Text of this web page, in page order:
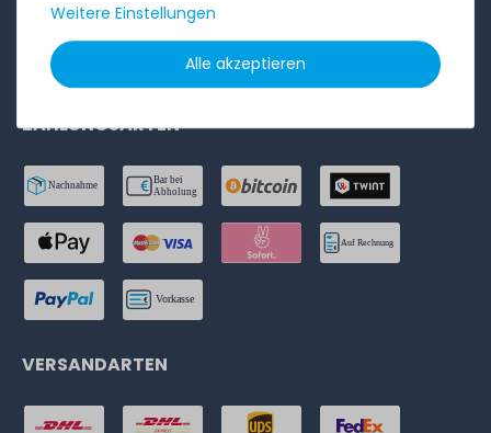
Weitere Einstellungen
Alle akzeptieren
Bestellung widerrufen
ZAHLUNGSARTEN
VERSANDARTEN